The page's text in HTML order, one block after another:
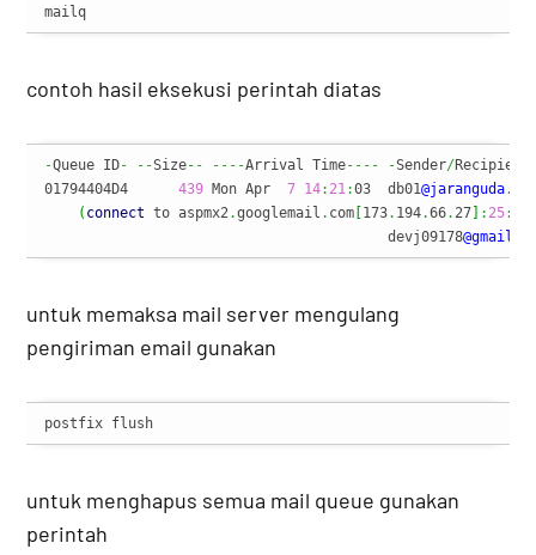
mailq
contoh hasil eksekusi perintah diatas
-Queue ID- --Size-- ----Arrival Time---- -Sender/Recipient
01794404D4 439 Mon Apr 7 14: 21:03  db01@jaranguda.
( connect to aspmx2.googlemail . com 173. 194.66. 27 : 25:
                                         devj09178
@gmail
untuk memaksa mail server mengulang
pengiriman email gunakan
postfix flush
untuk menghapus semua mail queue gunakan
perintah